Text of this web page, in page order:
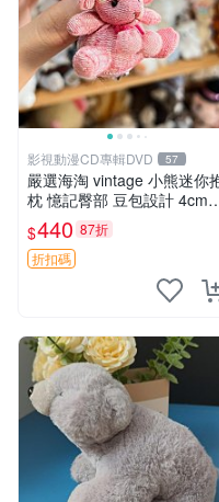
影視動漫CD專輯DVD 57
嚴選海淘 vintage 小熊迷你
枕 憶記臀部 豆包設計 4cm
高 推薦收藏 迷你豆包小熊、
高臀部、豆袋抱枕
$440 87折
折扣碼